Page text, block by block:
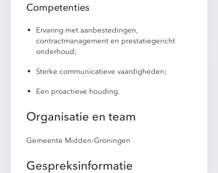
Competenties
Ervaring met aanbestedingen,
contractmanagement en prestatiegericht
onderhoud;
Sterke communicatieve vaardigheden;
Een proactieve houding.
Organisatie en team
Gemeente Midden-Groningen
Gespreksinformatie